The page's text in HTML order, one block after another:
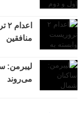
منافقین
می‌روند